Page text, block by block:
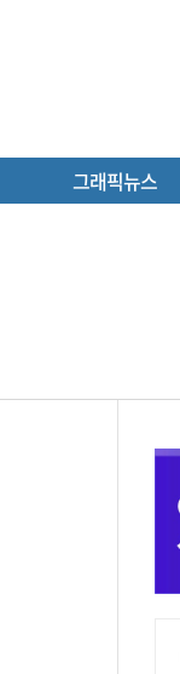
그래픽뉴스